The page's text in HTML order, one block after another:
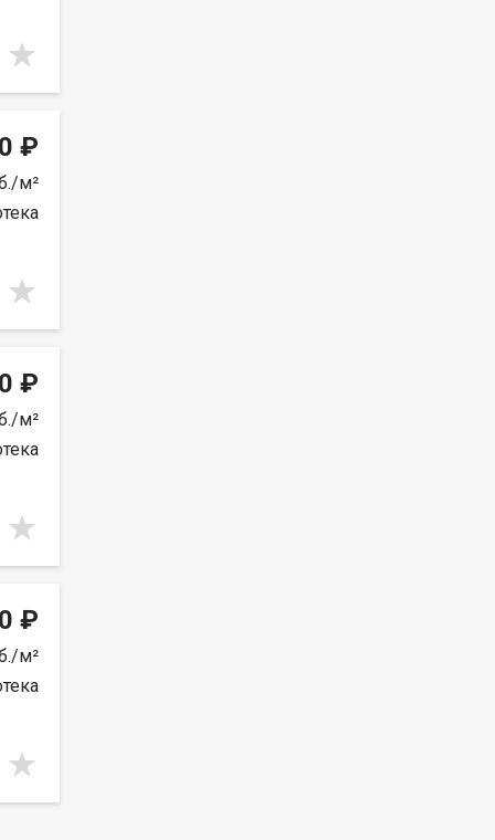
₽
м²
₽
м²
₽
м²